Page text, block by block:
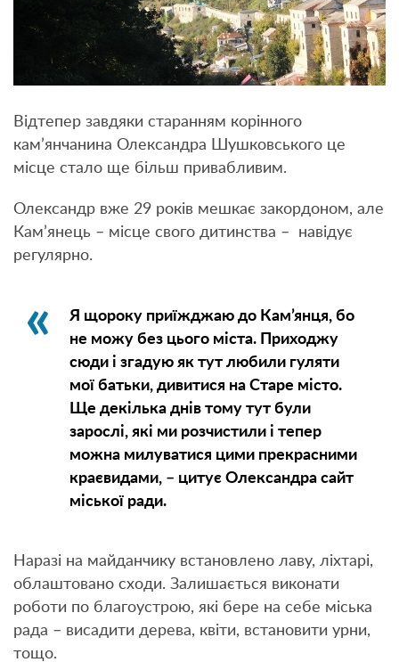
Відтепер завдяки старанням корінного
кам’янчанина Олександра Шушковського це
місце стало ще більш привабливим.
Олександр вже 29 років мешкає закордоном, але
Кам’янець – місце свого дитинства – навідує
регулярно.
Я щороку приїжджаю до Кам’янця, бо
не можу без цього міста. Приходжу
сюди і згадую як тут любили гуляти
мої батьки, дивитися на Старе місто.
Ще декілька днів тому тут були
зарослі, які ми розчистили і тепер
можна милуватися цими прекрасними
краєвидами, – цитує Олександра сайт
міської ради.
Наразі на майданчику встановлено лаву, ліхтарі,
облаштовано сходи. Залишається виконати
роботи по благоустрою, які бере на себе міська
рада – висадити дерева, квіти, встановити урни,
тощо.